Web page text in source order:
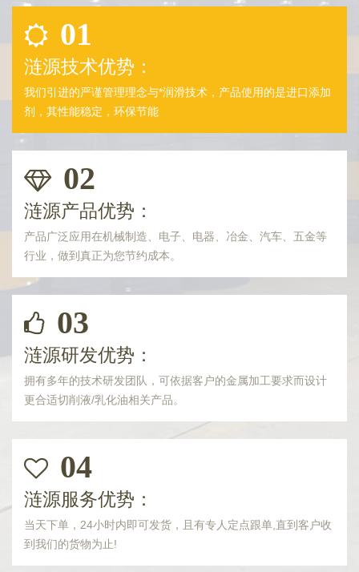
01
涟源技术优势：
我们引进的严谨管理理念与*润滑技术，产品使用的是进口添加
剂，其性能稳定，环保节能
02
涟源产品优势：
产品广泛应用在机械制造、电子、电器、冶金、汽车、五金等
行业，做到真正为您节约成本。
03
涟源研发优势：
拥有多年的技术研发团队，可依据客户的金属加工要求而设计
更合适切削液/乳化油相关产品。
04
涟源服务优势：
当天下单，24小时内即可发货，且有专人定点跟单,直到客户收
到我们的货物为止!